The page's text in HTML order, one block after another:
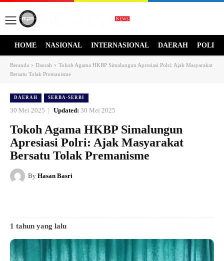
HOME NASIONAL INTERNASIONAL DAERAH
Beranda Daerah
Tokoh Agama HKBP Simalungun Apresiasi Polri: Ajak Masyarakat
Bersatu Tolak Premanisme
DAERAH SERBA-SERBI
30 Mei 2025 Updated: 30 Mei 2025
Tokoh Agama HKBP Simalungun
Apresiasi Polri: Ajak Masyarakat
Bersatu Tolak Premanisme
By Hasan Basri
1 tahun yang lalu